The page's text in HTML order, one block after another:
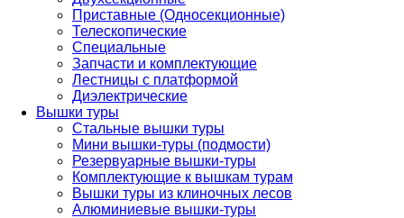
Приставные (Односекционные)
Телескопические
Специальные
Запчасти и комплектующие
Лестницы с платформой
Диэлектрические
Вышки туры
Стальные вышки туры
Мини вышки-туры (подмости)
Резервуарные вышки-туры
Комплектующие к вышкам турам
Вышки туры из клиночных лесов
Алюминиевые вышки-туры